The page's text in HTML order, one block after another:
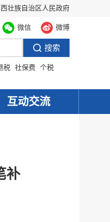
壮族自治区人民政府
微信 微博
税 社保费 个税
互动交流
补